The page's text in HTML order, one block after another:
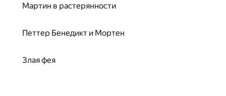
Мартин в растерянности
Петтер Бенедикт и Мортен
Злая фея